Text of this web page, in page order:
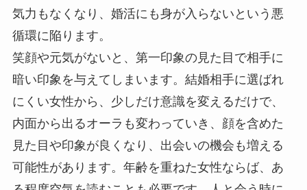
気力もなくなり、婚活にも身が入らないという悪
循環に陥ります。
笑顔や元気がないと、第一印象の見た目で相手に
暗い印象を与えてしまいます。結婚相手に選ばれ
にくい女性から、少しだけ意識を変えるだけで、
内面から出るオーラも変わっていき、顔を含めた
見た目や印象が良くなり、出会いの機会も増える
可能性があります。年齢を重ねた女性ならば、あ